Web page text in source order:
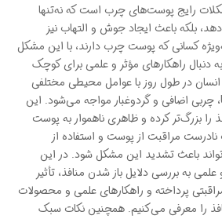
رایج پوست‌های چرب است که نه‌تنها
بلکه باعث ایجاد جوش و التهاب نیز
کسانی که پوست چرب دارند، با این مشکل
راهکارهای مؤثر و علمی برای کوچک
در طول روز با عوامل محیطی مختلفی
مانند آلودگی هوا، اشعه UV، چربی اضافی و گردوغبار مواجه می‌شود. این
را بزرگ‌تر کرده و ظاهری ناهموار به پوست
مراقبت از پوست و استفاده از
باعث تشدید این مشکل شود. در این
علمی به بررسی دلایل باز شدن منافذ، تأثیر
پرداخته و راهکارهای علمی و محصولات
را معرفی می‌کنیم. همچنین نکات سبک